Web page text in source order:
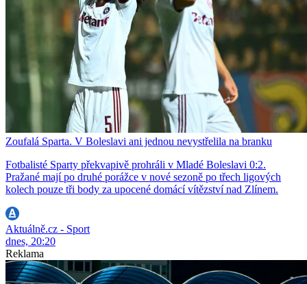
Zoufalá Sparta. V Boleslavi ani jednou nevystřelila na branku
Fotbalisté Sparty překvapivě prohráli v Mladé Boleslavi 0:2.
Pražané mají po druhé porážce v nové sezoně po třech ligových
kolech pouze tři body za upocené domácí vítězství nad Zlínem.
Aktuálně.cz - Sport
dnes, 20:20
Reklama